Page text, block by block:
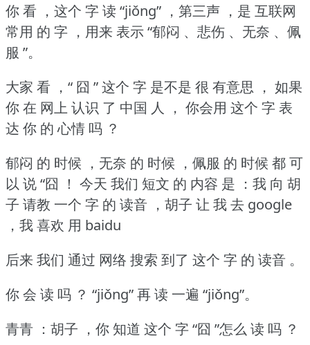
你 看 ，这个 字 读 “jiǒng” ，第三声 ，是 互联网
常用 的 字 ，用来 表示 “郁闷 、悲伤 、无奈 、佩
服 ”。
大家 看 ，“ 囧 ” 这个 字 是不是 很 有意思 ， 如果
你 在 网上 认识 了 中国 人 ， 你会用 这个 字 表
达 你 的 心情 吗 ？
郁闷 的 时候 ，无奈 的 时候 ，佩服 的 时候 都 可
以 说 “囧 ！ 今天 我们 短文 的 内容 是 ：我 向 胡
子 请教 一个 字 的 读音 ，胡子 让 我 去 google
，我 喜欢 用 baidu
后来 我们 通过 网络 搜索 到了 这个 字 的 读音 。
你 会 读 吗 ？ “jiǒng” 再 读 一遍 “jiǒng”。
青青 ：胡子 ，你 知道 这个 字 “囧 ”怎么 读 吗 ？